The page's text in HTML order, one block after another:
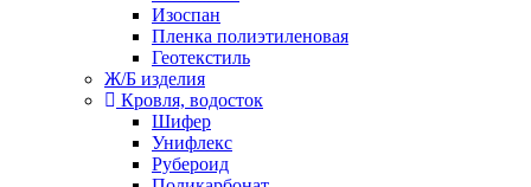
Изоспан
Пленка полиэтиленовая
Геотекстиль
Ж/Б изделия
Кровля, водосток
Шифер
Унифлекс
Рубероид